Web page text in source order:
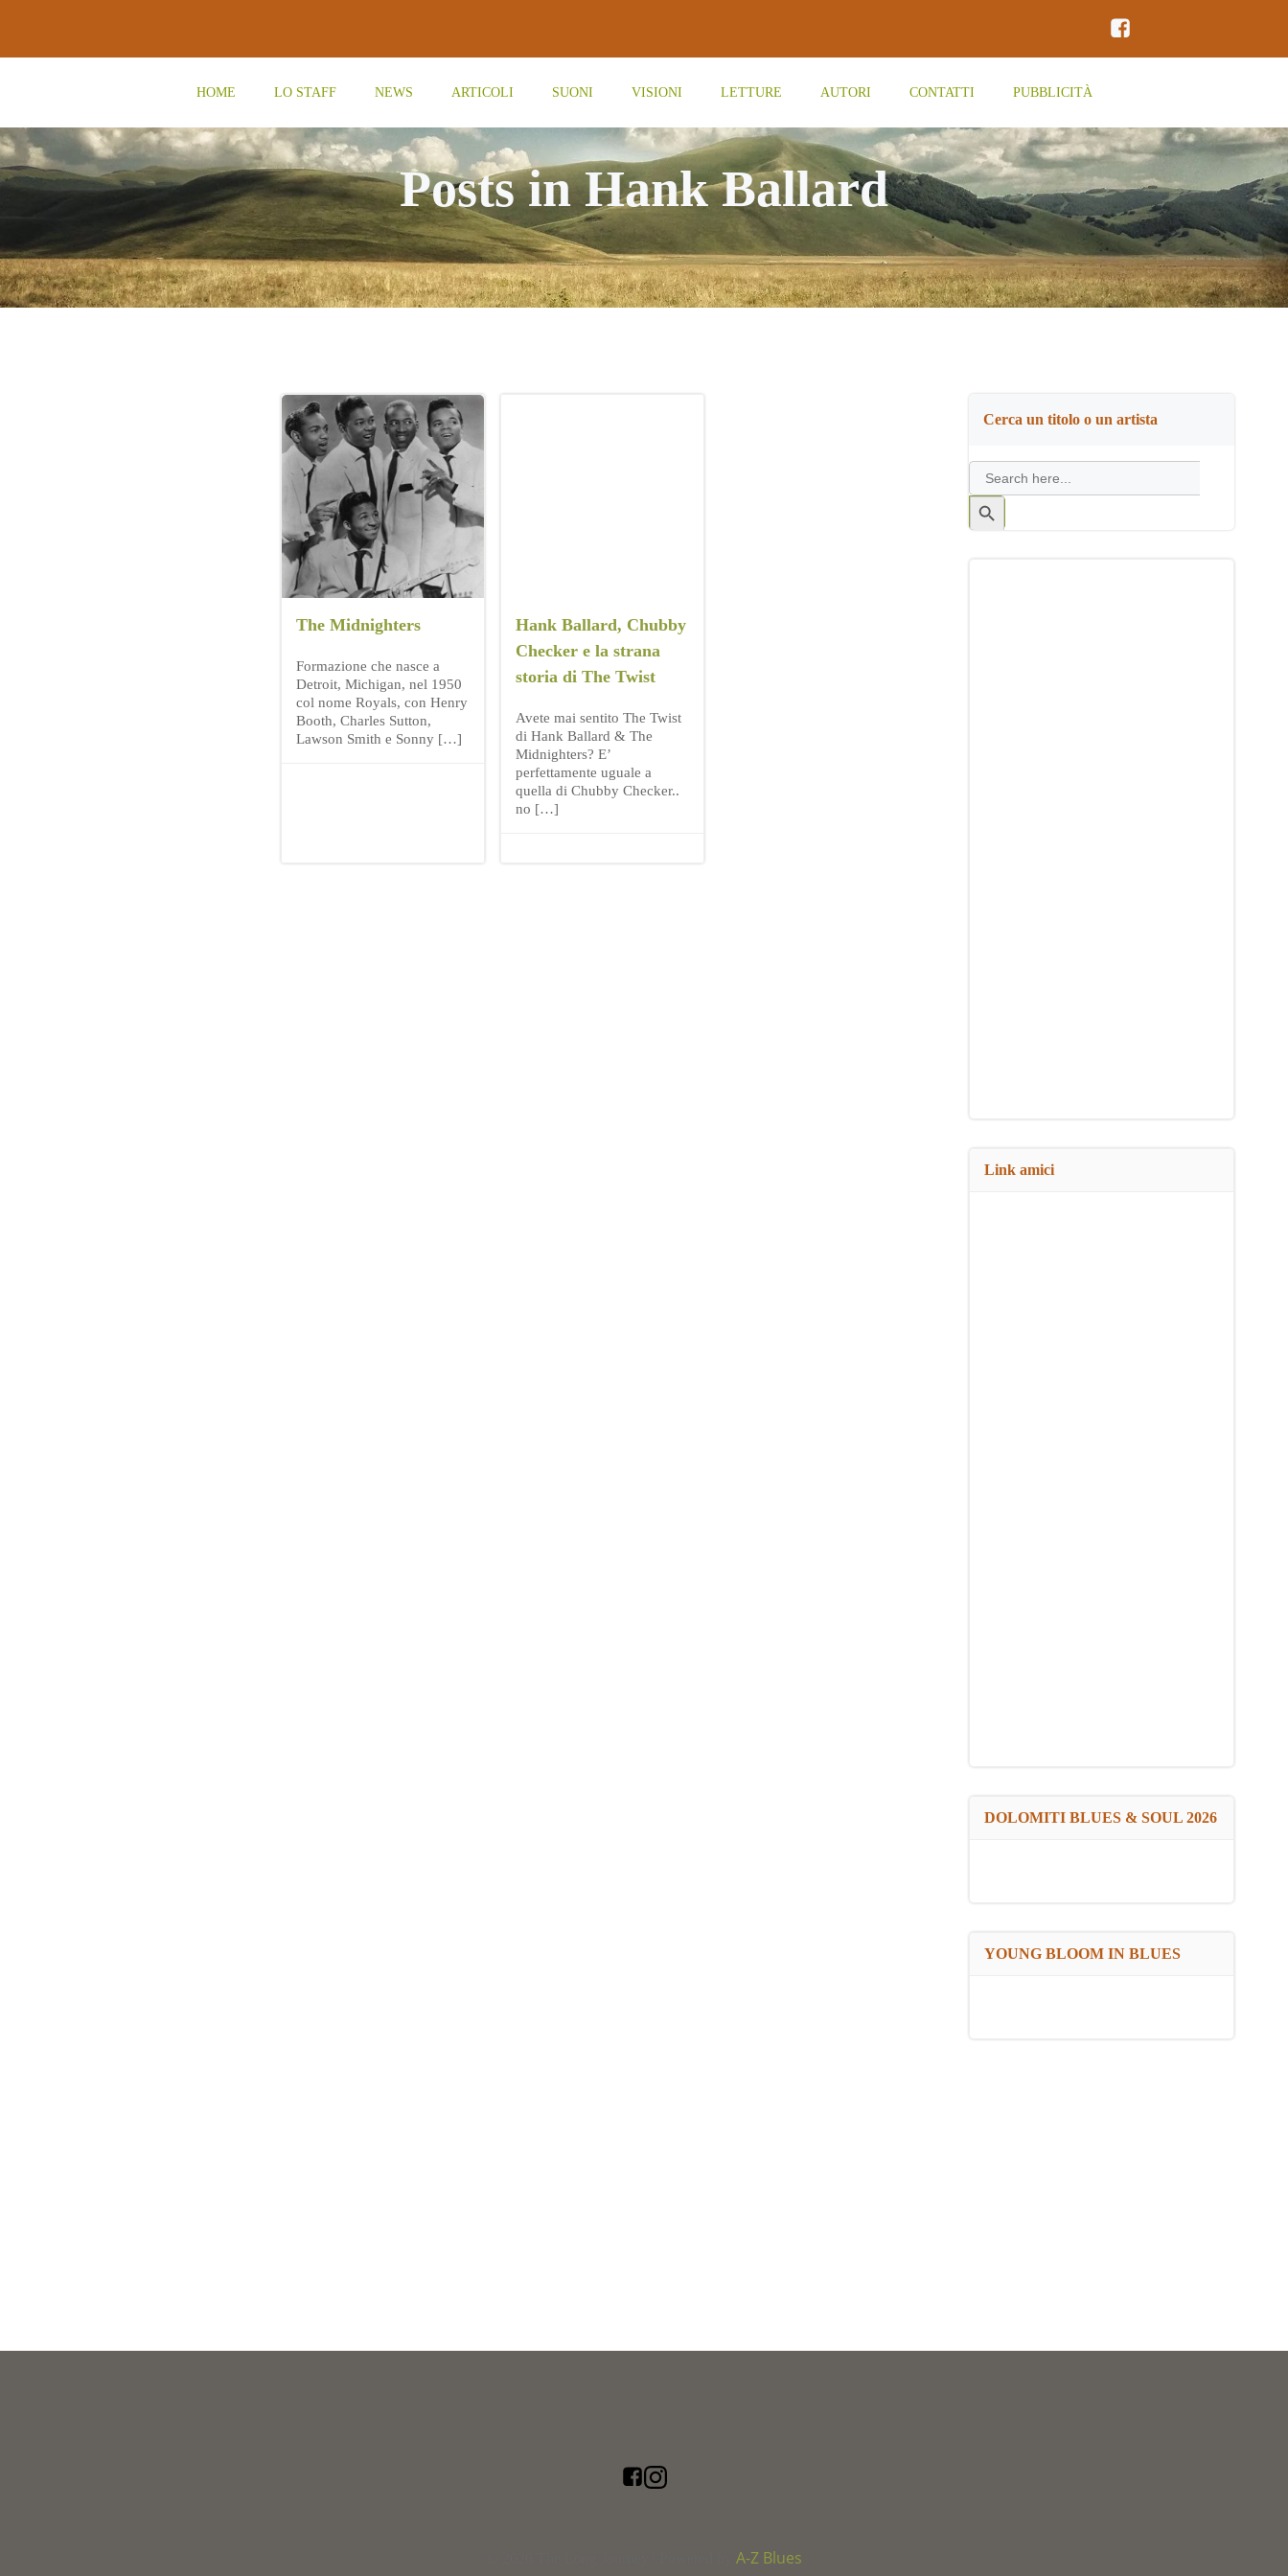
contenuto
HOME LO STAFF NEWS ARTICOLI SUONI VISIONI LETTURE AUTORI CONTATTI PUBBLICITÀ
Posts in Hank Ballard
The Midnighters
Formazione che nasce a
Detroit, Michigan, nel 1950
col nome Royals, con Henry
Booth, Charles Sutton,
Lawson Smith e Sonny […]
Hank Ballard, Chubby
Checker e la strana
storia di The Twist
Avete mai sentito The Twist
di Hank Ballard & The
Midnighters? E’
perfettamente uguale a
quella di Chubby Checker..
no […]
Cerca un titolo o un artista
Search
for:
Search
Button
Link amici
DOLOMITI BLUES & SOUL 2026
YOUNG BLOOM IN BLUES
A-Z Blues